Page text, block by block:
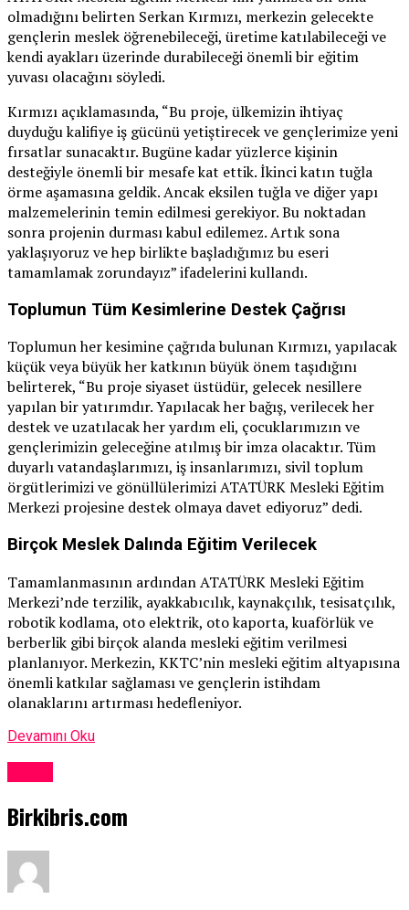
olmadığını belirten Serkan Kırmızı, merkezin gelecekte
gençlerin meslek öğrenebileceği, üretime katılabileceği ve
kendi ayakları üzerinde durabileceği önemli bir eğitim
yuvası olacağını söyledi.
Kırmızı açıklamasında, “Bu proje, ülkemizin ihtiyaç
duyduğu kalifiye iş gücünü yetiştirecek ve gençlerimize yeni
fırsatlar sunacaktır. Bugüne kadar yüzlerce kişinin
desteğiyle önemli bir mesafe kat ettik. İkinci katın tuğla
örme aşamasına geldik. Ancak eksilen tuğla ve diğer yapı
malzemelerinin temin edilmesi gerekiyor. Bu noktadan
sonra projenin durması kabul edilemez. Artık sona
yaklaşıyoruz ve hep birlikte başladığımız bu eseri
tamamlamak zorundayız” ifadelerini kullandı.
Toplumun Tüm Kesimlerine Destek Çağrısı
Toplumun her kesimine çağrıda bulunan Kırmızı, yapılacak
küçük veya büyük her katkının büyük önem taşıdığını
belirterek, “Bu proje siyaset üstüdür, gelecek nesillere
yapılan bir yatırımdır. Yapılacak her bağış, verilecek her
destek ve uzatılacak her yardım eli, çocuklarımızın ve
gençlerimizin geleceğine atılmış bir imza olacaktır. Tüm
duyarlı vatandaşlarımızı, iş insanlarımızı, sivil toplum
örgütlerimizi ve gönüllülerimizi ATATÜRK Mesleki Eğitim
Merkezi projesine destek olmaya davet ediyoruz” dedi.
Birçok Meslek Dalında Eğitim Verilecek
Tamamlanmasının ardından ATATÜRK Mesleki Eğitim
Merkezi’nde terzilik, ayakkabıcılık, kaynakçılık, tesisatçılık,
robotik kodlama, oto elektrik, oto kaporta, kuaförlük ve
berberlik gibi birçok alanda mesleki eğitim verilmesi
planlanıyor. Merkezin, KKTC’nin mesleki eğitim altyapısına
önemli katkılar sağlaması ve gençlerin istihdam
olanaklarını artırması hedefleniyor.
Devamını Oku
Birkibris.com